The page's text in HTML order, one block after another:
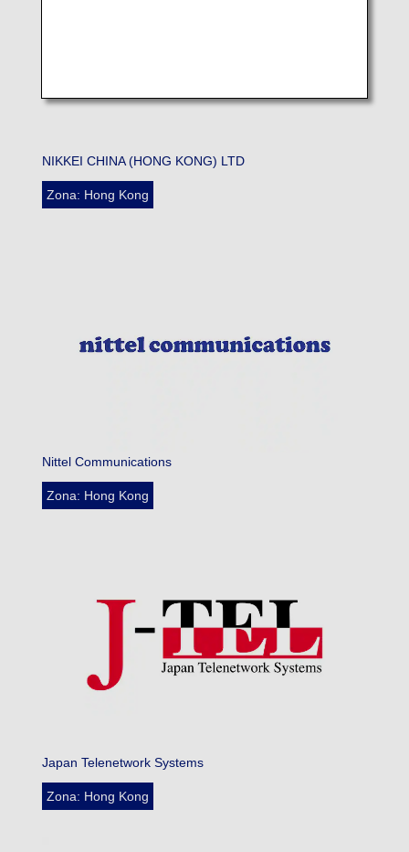
NIKKEI CHINA (HONG KONG) LTD
Zona: Hong Kong
Nittel Communications
Zona: Hong Kong
Japan Telenetwork Systems
Zona: Hong Kong